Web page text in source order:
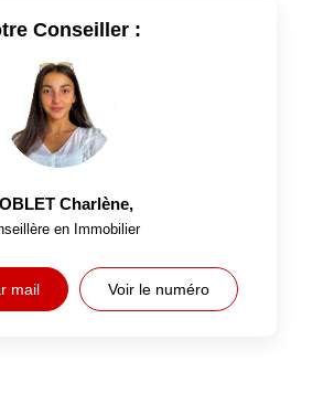
Conseiller :
Charlène,
en Immobilier
mail Voir le numéro